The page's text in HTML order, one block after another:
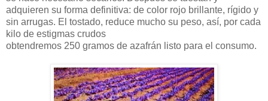
adquieren su forma definitiva: de color rojo brillante, rígido y
sin arrugas. El tostado, reduce mucho su peso, así, por cada
kilo de estigmas crudos
obtendremos 250 gramos de azafrán listo para el consumo.